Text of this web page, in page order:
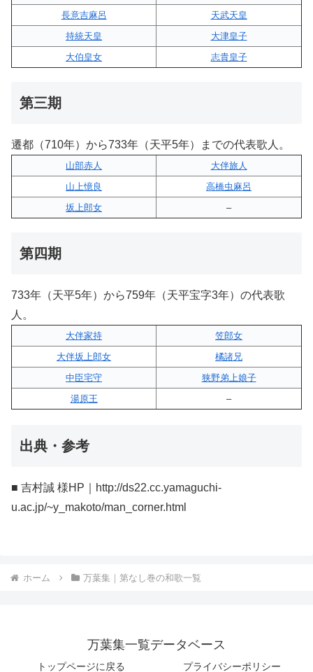
長意吉麻呂
天武天皇
持統天皇
大津皇子
大伯皇女
志貴皇子
第三期
遷都（710年）から733年（天平5年）までの代表歌人。
山部赤人
大伴旅人
山上憶良
高橋虫麻呂
坂上郎女
–
第四期
733年（天平5年）から759年（天平宝字3年）の代表歌
人。
大伴家持
笠郎女
大伴坂上郎女
橘諸兄
中臣宅守
狭野弟上娘子
湯原王
–
出典・参考
■ 吉村誠 様HP｜http://ds22.cc.yamaguchi-
u.ac.jp/~y_makoto/man_corner.html
ホーム 万葉集｜第なし巻の和歌一覧
万葉集一覧データベース
トップページに戻る プライバシーポリシー